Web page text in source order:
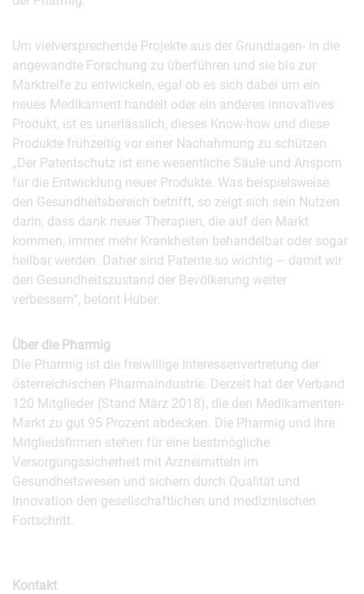
Um vielversprechende Projekte aus der Grundlagen- in die
angewandte Forschung zu überführen und sie bis zur
Marktreife zu entwickeln, egal ob es sich dabei um ein
neues Medikament handelt oder ein anderes innovatives
Produkt, ist es unerlässlich, dieses Know-how und diese
Produkte frühzeitig vor einer Nachahmung zu schützen.
„Der Patentschutz ist eine wesentliche Säule und Ansporn
für die Entwicklung neuer Produkte. Was beispielsweise
den Gesundheitsbereich betrifft, so zeigt sich sein Nutzen
darin, dass dank neuer Therapien, die auf den Markt
kommen, immer mehr Krankheiten behandelbar oder sogar
heilbar werden. Daher sind Patente so wichtig – damit wir
den Gesundheitszustand der Bevölkerung weiter
verbessern“, betont Huber.
Über die Pharmig
Die Pharmig ist die freiwillige Interessenvertretung der
österreichischen Pharmaindustrie. Derzeit hat der Verband
120 Mitglieder (Stand März 2018), die den Medikamenten-
Markt zu gut 95 Prozent abdecken. Die Pharmig und ihre
Mitgliedsfirmen stehen für eine bestmögliche
Versorgungssicherheit mit Arzneimitteln im
Gesundheitswesen und sichern durch Qualität und
Innovation den gesellschaftlichen und medizinischen
Fortschritt.
Kontakt